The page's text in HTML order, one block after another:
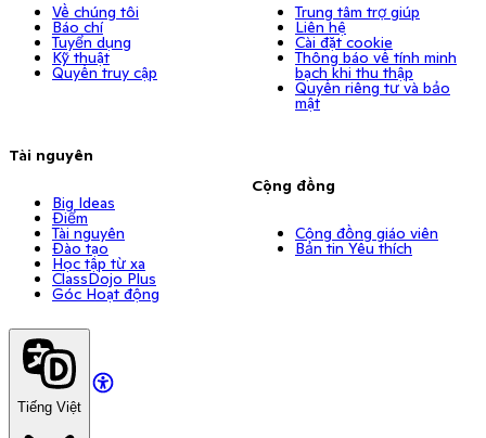
Về chúng tôi
Báo chí
Tuyển dụng
Kỹ thuật
Quyền truy cập
Tài nguyên
Big Ideas
Điểm
Tài nguyên
Đào tạo
Học tập từ xa
ClassDojo Plus
Góc Hoạt động
Trung tâm trợ giúp
Liên hệ
Cài đặt cookie
Thông báo về tính minh
bạch khi thu thập
Quyền riêng tư và bảo
mật
Cộng đồng
Cộng đồng giáo viên
Bản tin Yêu thích
Tiếng Việt